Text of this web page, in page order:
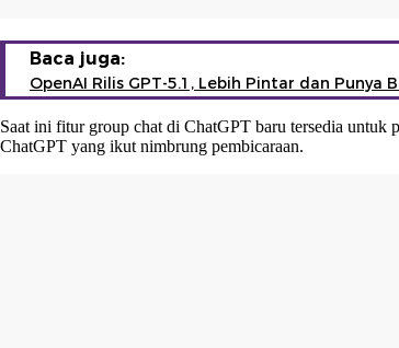
Baca juga:
OpenAI Rilis GPT-5.1, Lebih Pintar dan Punya
Saat ini fitur group chat di ChatGPT baru tersedia untuk
ChatGPT yang ikut nimbrung pembicaraan.